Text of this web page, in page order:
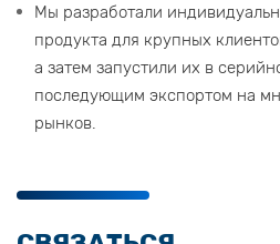
Мы разработали
продукта для крупных
а затем запустили их в
последующим экспортом на
рынков.